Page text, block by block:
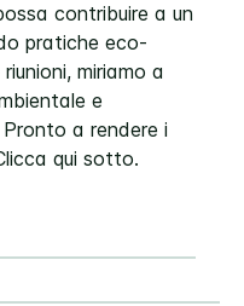
contribuire a un
pratiche eco-
miriamo a
e
a rendere i
qui sotto.